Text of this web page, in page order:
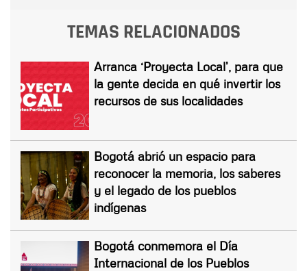
TEMAS RELACIONADOS
Arranca ‘Proyecta Local’, para que
la gente decida en qué invertir los
recursos de sus localidades
Bogotá abrió un espacio para
reconocer la memoria, los saberes
y el legado de los pueblos
indígenas
Bogotá conmemora el Día
Internacional de los Pueblos